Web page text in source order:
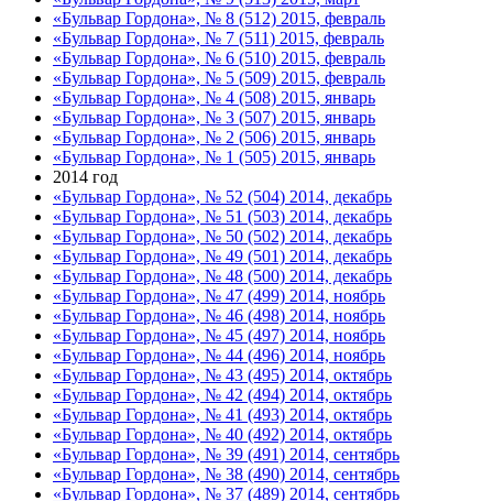
«Бульвар Гордона», № 8 (512) 2015, февраль
«Бульвар Гордона», № 7 (511) 2015, февраль
«Бульвар Гордона», № 6 (510) 2015, февраль
«Бульвар Гордона», № 5 (509) 2015, февраль
«Бульвар Гордона», № 4 (508) 2015, январь
«Бульвар Гордона», № 3 (507) 2015, январь
«Бульвар Гордона», № 2 (506) 2015, январь
«Бульвар Гордона», № 1 (505) 2015, январь
2014 год
«Бульвар Гордона», № 52 (504) 2014, декабрь
«Бульвар Гордона», № 51 (503) 2014, декабрь
«Бульвар Гордона», № 50 (502) 2014, декабрь
«Бульвар Гордона», № 49 (501) 2014, декабрь
«Бульвар Гордона», № 48 (500) 2014, декабрь
«Бульвар Гордона», № 47 (499) 2014, ноябрь
«Бульвар Гордона», № 46 (498) 2014, ноябрь
«Бульвар Гордона», № 45 (497) 2014, ноябрь
«Бульвар Гордона», № 44 (496) 2014, ноябрь
«Бульвар Гордона», № 43 (495) 2014, октябрь
«Бульвар Гордона», № 42 (494) 2014, октябрь
«Бульвар Гордона», № 41 (493) 2014, октябрь
«Бульвар Гордона», № 40 (492) 2014, октябрь
«Бульвар Гордона», № 39 (491) 2014, сентябрь
«Бульвар Гордона», № 38 (490) 2014, сентябрь
«Бульвар Гордона», № 37 (489) 2014, сентябрь